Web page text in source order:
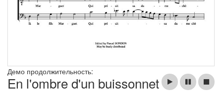
Демо продолжительность:
En l'ombre d'un buissonnet